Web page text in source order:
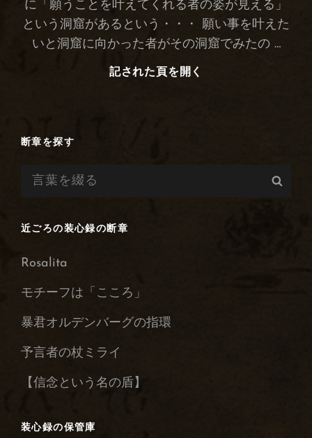
に「願うことを叶えてくれる者の姿が見える」
という洞窟があるという・・・ 願い事を叶えた
いと洞窟に向かった者がその洞窟でみたの …
記された頁を開く
断章を探す
検
近ごろの装心録の断章
Rosalita
モチーフは「こころ」
暴君オルデンバーグの指環
予言者の杖ミライ
【信念という名の盾】
装心録の保管庫